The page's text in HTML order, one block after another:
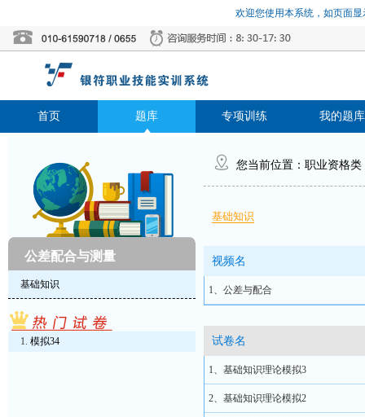
欢迎您使用本系统，如页面
首页 题库 专项训练 我的题库
公差配合与测量
基础知识
模拟34
您当前位置： 职业资格类
基础知识
视频名
1、公差与配合
试卷名
1、基础知识理论模拟3
2、基础知识理论模拟2